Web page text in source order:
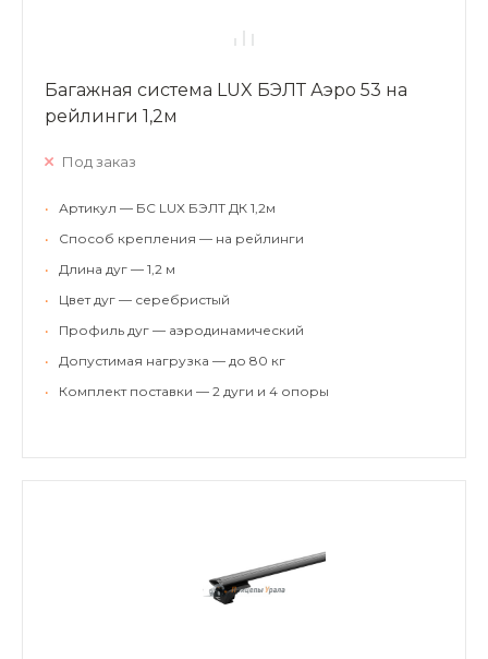
Багажная система LUX БЭЛТ Аэро 53 на
рейлинги 1,2м
Под заказ
•
Артикул — БС LUX БЭЛТ ДК 1,2м
•
Способ крепления — на рейлинги
•
Длина дуг — 1,2 м
•
Цвет дуг — серебристый
•
Профиль дуг — аэродинамический
•
Допустимая нагрузка — до 80 кг
•
Комплект поставки — 2 дуги и 4 опоры